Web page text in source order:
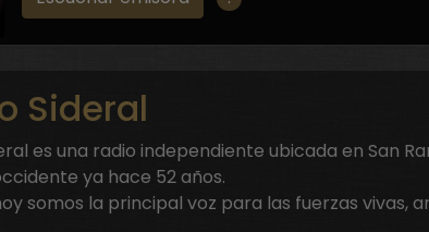
Sideral
es una radio independiente ubicada en San
ya hace 52 años.
somos la principal voz para las fuerzas vivas,